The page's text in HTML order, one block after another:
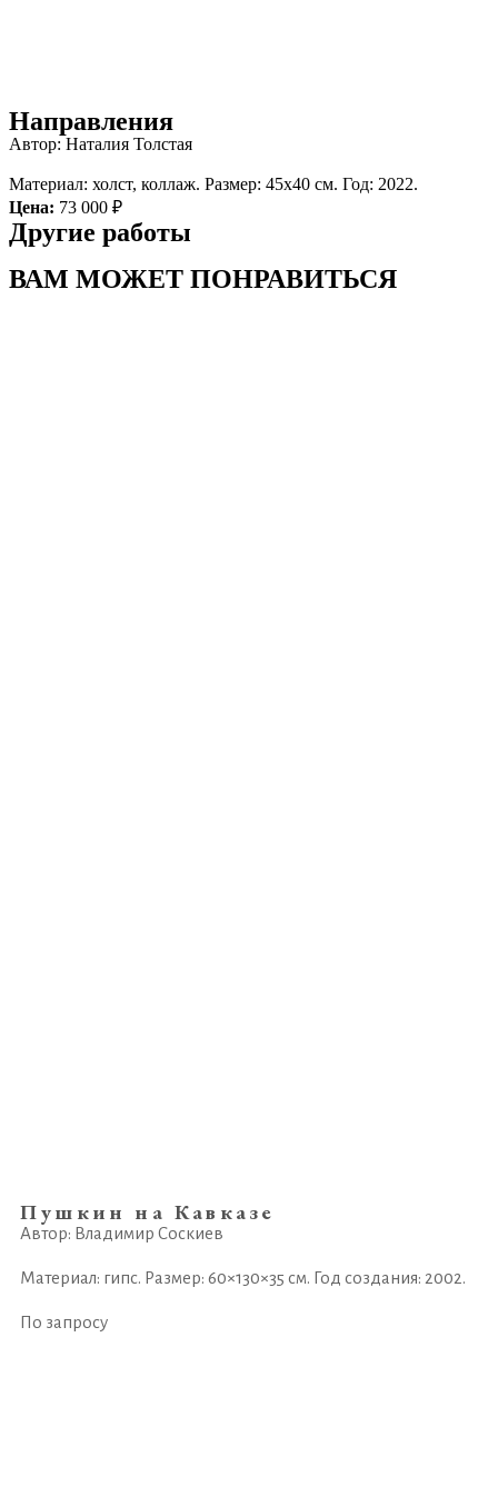
Направления
Автор: Наталия Толстая
Материал: холст, коллаж. Размер: 45х40 см. Год: 2022.
Цена: 73 000 ₽
Другие работы
ВАМ МОЖЕТ ПОНРАВИТЬСЯ
Пушкин на Кавказе
Автор: Владимир Соскиев
Материал: гипс. Размер: 60×130×35 см. Год создания: 2002.
По запросу